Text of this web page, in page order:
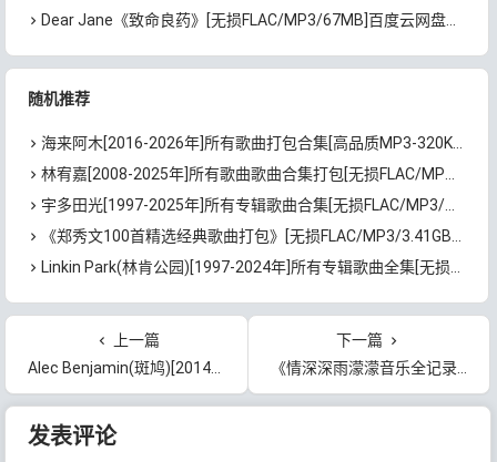
Dear Jane《致命良药》[无损FLAC/MP3/67MB]百度云网盘下载
随机推荐
海来阿木[2016-2026年]所有歌曲打包合集[高品质MP3-320K/1.04GB]百度云网盘下载
林宥嘉[2008-2025年]所有歌曲歌曲合集打包[无损FLAC/MP3/5.37GB]百度云网盘下载
宇多田光[1997-2025年]所有专辑歌曲合集[无损FLAC/MP3/15.98GB]百度云网盘下载
《郑秀文100首精选经典歌曲打包》[无损FLAC/MP3/3.41GB]百度云网盘下载
Linkin Park(林肯公园)[1997-2024年]所有专辑歌曲全集[无损FLAC/MP3/35.9GB]百度云网盘下载
上一篇
Alec Benjamin(斑鸠)[2014-2024年]所有专辑歌曲全集[无损FLAC/MP3/1.73GB]百度云网盘下载
下一篇
《情深深雨濛濛音乐全记录》[无损FLAC/MP3/951MB]百度云网盘下载
文章导航
发表评论